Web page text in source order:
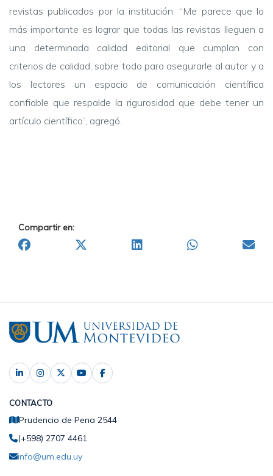
revistas publicados por la institución. “Me parece que lo
más importante es lograr que todas las revistas lleguen a
una determinada calidad editorial que cumplan con
criterios de calidad, sobre todo para asegurarle al autor y a
los lectores un espacio de comunicación científica
confiable que respalde la rigurosidad que debe tener un
artículo científico”, agregó.
Compartir en:
CONTACTO
Prudencio de Pena 2544
(+598) 2707 4461
info@um.edu.uy